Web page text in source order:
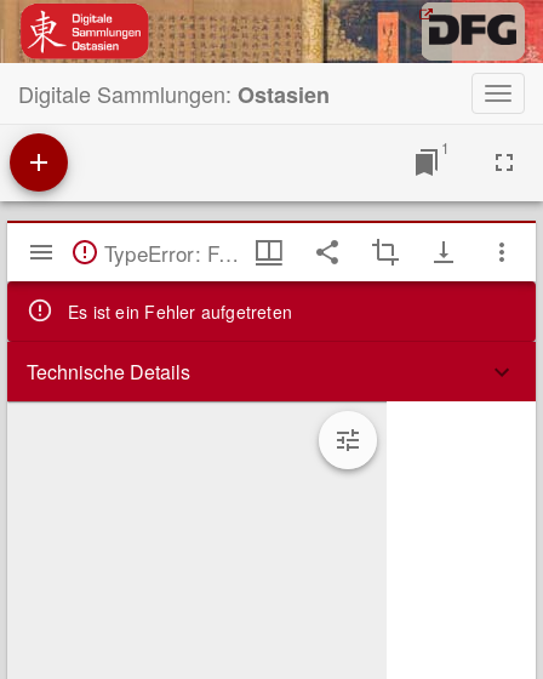
Digitale Sammlungen: Ostasien
1
Mirador
Viewer TypeError: Failed to fetch
Es ist ein Fehler aufgetreten
Technische Details